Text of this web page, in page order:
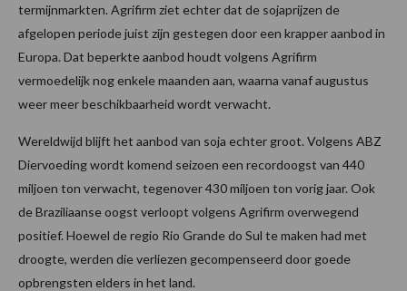
termijnmarkten. Agrifirm ziet echter dat de sojaprijzen de
afgelopen periode juist zijn gestegen door een krapper aanbod in
Europa. Dat beperkte aanbod houdt volgens Agrifirm
vermoedelijk nog enkele maanden aan, waarna vanaf augustus
weer meer beschikbaarheid wordt verwacht.
Wereldwijd blijft het aanbod van soja echter groot. Volgens ABZ
Diervoeding wordt komend seizoen een recordoogst van 440
miljoen ton verwacht, tegenover 430 miljoen ton vorig jaar. Ook
de Braziliaanse oogst verloopt volgens Agrifirm overwegend
positief. Hoewel de regio Rio Grande do Sul te maken had met
droogte, werden die verliezen gecompenseerd door goede
opbrengsten elders in het land.